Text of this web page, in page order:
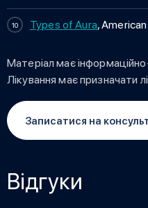
Types of Aura,
Матеріал має
Лікування має призначати
Записатися на
Відгуки